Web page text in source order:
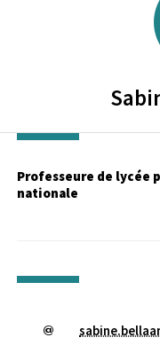
Professeure de lycée
nationale